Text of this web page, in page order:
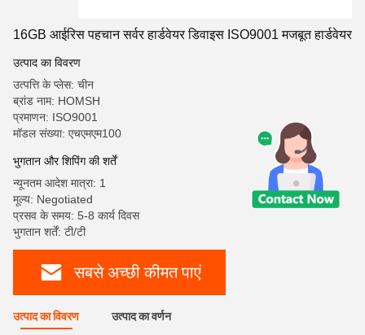
16GB आईरिस पहचान सर्वर हार्डवेयर डिवाइस ISO9001 मजबूत हार्डवेयर
उत्पाद का विवरण
उत्पत्ति के प्लेस: चीन
ब्रांड नाम: HOMSH
प्रमाणन: ISO9001
मॉडल संख्या: एचएमएम100
भुगतान और शिपिंग की शर्तें
न्यूनतम आदेश मात्रा: 1
मूल्य: Negotiated
प्रसव के समय: 5-8 कार्य दिवस
भुगतान शर्तें: टी/टी
सबसे अच्छी कीमत पाएं
उत्पाद का विवरण उत्पाद का वर्णन